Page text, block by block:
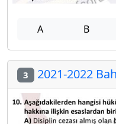
A B
3 2021-2022